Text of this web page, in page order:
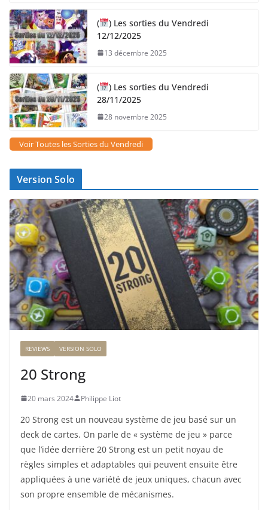
(
) Les sorties du Vendredi
12/12/2025
13 décembre 2025
(
) Les sorties du Vendredi
28/11/2025
28 novembre 2025
Voir Toutes les Sorties du Vendredi
Version Solo
REVIEWS VERSION SOLO
20 Strong
20 mars 2024 Philippe Liot
20 Strong est un nouveau système de jeu basé sur un
deck de cartes. On parle de « système de jeu » parce
que l’idée derrière 20 Strong est un petit noyau de
règles simples et adaptables qui peuvent ensuite être
appliquées à une variété de jeux uniques, chacun avec
son propre ensemble de mécanismes.